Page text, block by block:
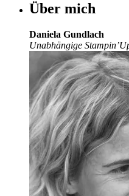
Über mich
Daniela Gundlach
Unabhängige